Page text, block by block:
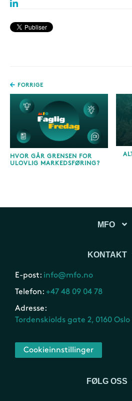
FORRIGE
HVOR GÅR GRENSEN FOR
ULOVLIG MARKEDSFØRING?
MFO
KONTAKT
E-post: info@mfo.no
Telefon: +47 48 09 04 78
Adresse:
Tordenskiolds gate 2, 0160 Oslo
Cookieinnstillinger
FØLG OSS